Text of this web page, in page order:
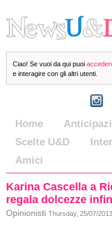
Ciao! Se vuoi da qui puoi
e interagire con gli altri utenti.
Home
Scelte U&D
Amici
Karina Cascella a
regala dolcezze
Opinionisti Thursday, 25/07/